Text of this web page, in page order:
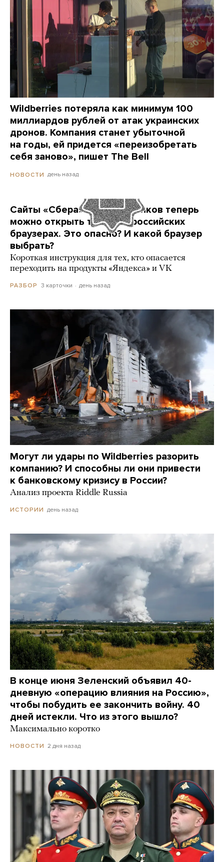
Wildberries потеряла как минимум 100
миллиардов рублей от атак украинских
дронов. Компания станет убыточной
на годы, ей придется «переизобретать
себя заново», пишет The Bell
НОВОСТИ день назад
Сайты «Сбера» и других банков теперь
можно открыть только в российских
браузерах. Это опасно? И какой браузер
выбрать?
Короткая инструкция для тех, кто опасается
переходить на продукты «Яндекса» и VK
РАЗБОР 3 карточки день назад
Могут ли удары по Wildberries разорить
компанию? И способны ли они привести
к банковскому кризису в России?
Анализ проекта Riddle Russia
ИСТОРИИ день назад
В конце июня Зеленский объявил 40-
дневную «операцию влияния на Россию»,
чтобы побудить ее закончить войну. 40
дней истекли. Что из этого вышло?
Максимально коротко
НОВОСТИ 2 дня назад